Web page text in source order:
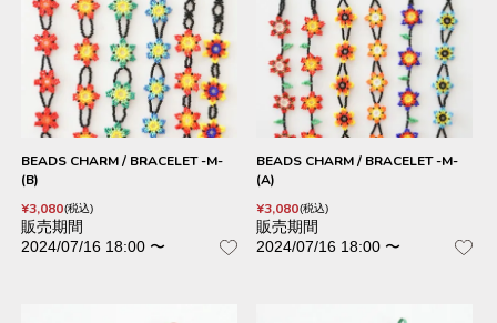
BEADS CHARM / BRACELET -M-
(B)
¥3,080 税込
販売期間
2024/07/16 18:00 〜
BEADS CHARM / BRACELET -M-
(A)
¥3,080 税込
販売期間
2024/07/16 18:00 〜